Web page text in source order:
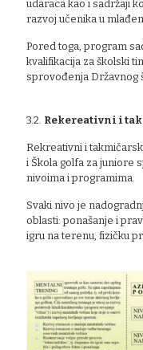
udaraca kao i sadržaji
razvoj učenika u
Pored toga, program
kvalifikacija za školski
sprovođenja Državnog
3.2. Rekereativni i
Rekreativni i
i Škola golfa za juniore
nivoima i programima.
Svaki nivo je
oblasti: ponašanje i
igru na terenu, fizičku